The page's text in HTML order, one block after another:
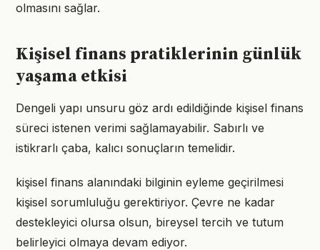
olmasını sağlar.
Kişisel finans pratiklerinin günlük
yaşama etkisi
Dengeli yapı unsuru göz ardı edildiğinde kişisel finans
süreci istenen verimi sağlamayabilir. Sabırlı ve
istikrarlı çaba, kalıcı sonuçların temelidir.
kişisel finans alanındaki bilginin eyleme geçirilmesi
kişisel sorumluluğu gerektiriyor. Çevre ne kadar
destekleyici olursa olsun, bireysel tercih ve tutum
belirleyici olmaya devam ediyor.